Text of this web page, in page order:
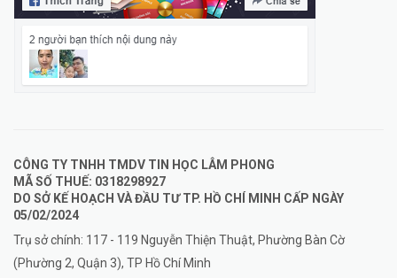
CÔNG TY TNHH TMDV TIN HỌC LÂM PHONG
MÃ SỐ THUẾ: 0318298927
DO SỞ KẾ HOẠCH VÀ ĐẦU TƯ TP. HỒ CHÍ MINH CẤP NGÀY
05/02/2024
Trụ sở chính: 117 - 119 Nguyễn Thiện Thuật, Phường Bàn Cờ
(Phường 2, Quận 3), TP Hồ Chí Minh